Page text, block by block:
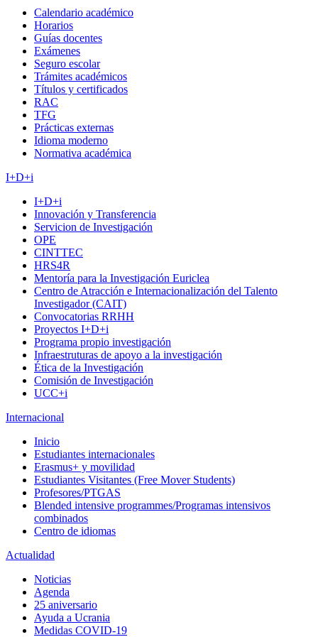
Calendario académico
Horarios
Guías docentes
Exámenes
Seguro escolar
Trámites académicos
Títulos y certificados
RAC
TFG
Prácticas externas
Idioma moderno
Normativa académica
I+D+i
I+D+i
Innovación y Transferencia
Servicion de Investigación
OPE
CINTTEC
HRS4R
Mentoría para la Investigación Euriclea
Centro de Atracción e Internacionalización del Talento
Investigador (CAIT)
Convocatorias RRHH
Proyectos I+D+i
Programa propio investigación
Infraestruturas de apoyo a la investigación
Ética de la Investigación
Comisión de Investigación
UCC+i
Internacional
Inicio
Estudiantes internacionales
Erasmus+ y movilidad
Estudiantes Visitantes (Free Mover Students)
Profesores/PTGAS
Blended intensive programmes/Programas intensivos
combinados
Centro de idiomas
Actualidad
Noticias
Agenda
25 aniversario
Ayuda a Ucrania
Medidas COVID-19